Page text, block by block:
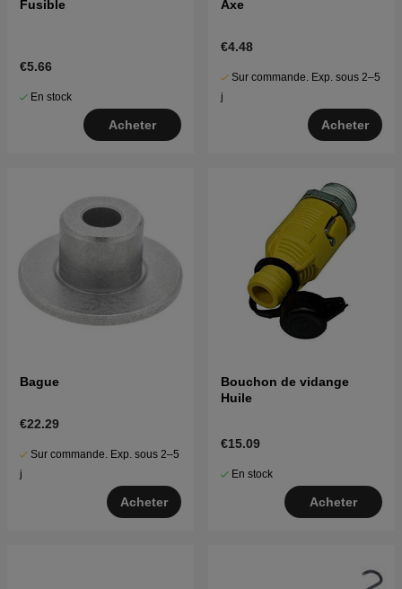
Fusible
€5.66
En stock
Acheter
Axe
€4.48
Sur commande. Exp. sous 2–5
j
Acheter
Bague
€22.29
Sur commande. Exp. sous 2–5
j
Acheter
Bouchon de vidange
Huile
€15.09
En stock
Acheter